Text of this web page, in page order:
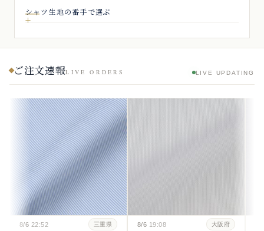
シャツ生地の番手で選ぶ
ご注文速報LIVE ORDERS LIVE UPDATING
8/6 22:52 三重県 8/6 19:08 大阪府